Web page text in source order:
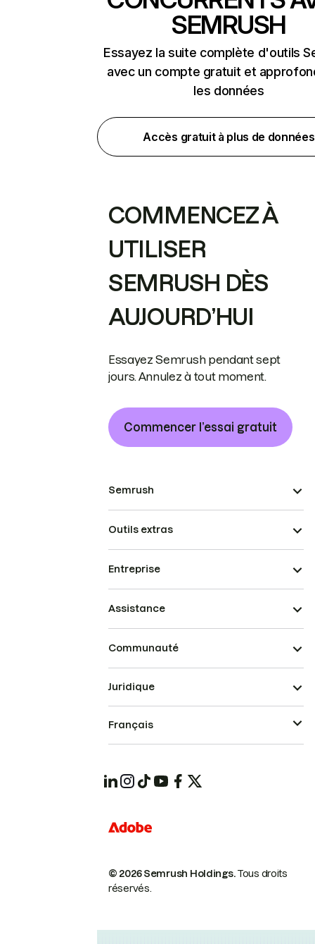
SEMRUSH
Essayez la suite complète d'outils
avec un compte gratuit et
les données
Accès gratuit à plus de données
COMMENCEZ À
UTILISER
SEMRUSH DÈS
AUJOURD’HUI
Essayez Semrush pendant sept
jours. Annulez à tout moment.
Commencer l’essai gratuit
Semrush
Outils extras
Entreprise
Assistance
Communauté
© 2026 Semrush Holdings.Tous droits
réservés.
Juridique
Français